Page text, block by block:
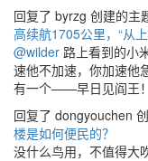
回复了 byrzg 创建的主
高续航1705公里，“从
@wilder 路上看到的小
速他不加速，你加速他
有一个——早日见阎王！
回复了 dongyouchen
楼是如何便民的？
没什么鸟用，不值得大